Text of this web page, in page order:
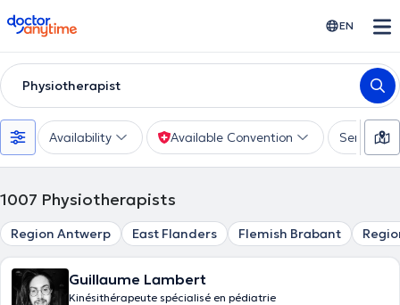
doctoranytime EN
Physiotherapist
Availability Available Convention Services
1007 Physiotherapists
Region Antwerp East Flanders Flemish Brabant
Guillaume Lambert
Kinésithérapeute spécialisé en pédiatrie